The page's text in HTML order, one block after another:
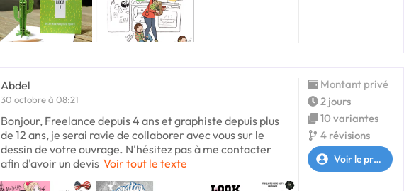
Abdel
30 octobre à 08:21
Bonjour, Freelance depuis 4 ans et graphiste depuis plus
de 12 ans, je serai ravie de collaborer avec vous sur le
dessin de votre ouvrage. N'hésitez pas à me contacter
afin d'avoir un devis Voir tout le texte
Montant privé
2 jours
10 variantes
4 révisions
Voir le profil